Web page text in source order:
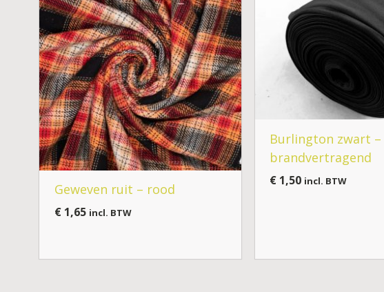
Geweven ruit – rood
€1,65 incl. BTW
Burlington zwart –
brandvertragend
€ 1,50 incl. BTW